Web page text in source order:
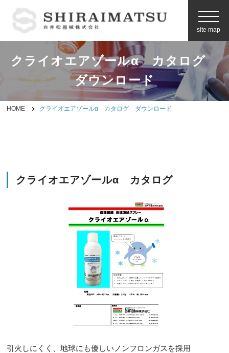
site map
クライオエアゾールα カタログ
ダウンロード
お問い合わせ
製品情報
企業情報
白井松器械の強み
最新情報/お役立ち情報
HOME クライオエアゾールα カタログ ダウンロード
クライオエアゾールα カタログ
引火しにくく、地球にも優しいノンフロンガスを採用